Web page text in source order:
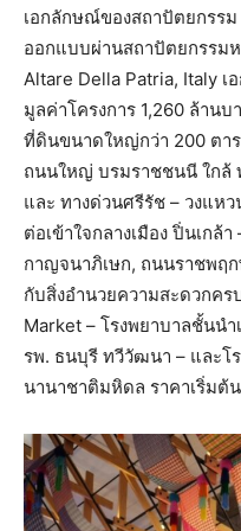
เอกลักษณ์ของสถาปัตยกรร
ออกแบบผ่านสถาปัตยกรรม
Altare Della Patria, Italy เ
มูลค่าโครงการ 1,260 ล้าน
ที่ดินขนาดใหญ่กว่า 200 ตา
ถนนใหญ่ บรมราชชนนี ใกล้
และ ทางด่วนศรีรัช – วงแห
ต่อเข้าใจกลางเมือง ปิ่นเกล้
กาญจนาภิเษก, ถนนราชพฤ
กับสิ่งอำนวยความสะดวกค
Market – โรงพยาบาลชั้นน
รพ. ธนบุรี ทวีวัฒนา – และโ
นานาชาติมหิดล ราคาเริ่มต้